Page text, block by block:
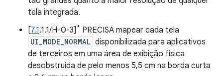
tela integrada.
[7.1.1.1/H-0-3] * PRECISA mapear cada tela
UI_MODE_NORMAL disponibilizada para aplicativos
de terceiros em uma área de exibição física
desobstruída de pelo menos 5,5 cm na borda curta